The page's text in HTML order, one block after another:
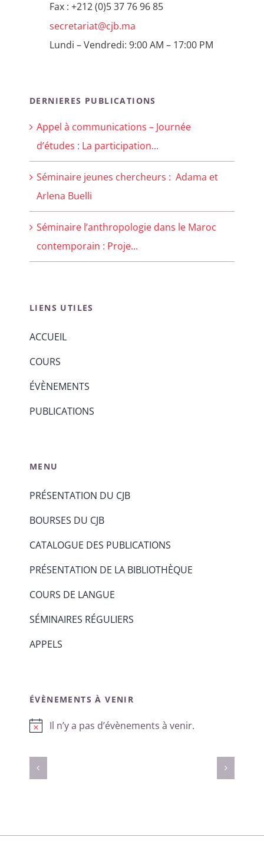
Fax : +212 (0)5 37 76 96 85
secretariat@cjb.ma
Lundi – Vendredi: 9:00 AM – 17:00 PM
DERNIERES PUBLICATIONS
Appel à communications – Journée
d’études : La participation...
Séminaire jeunes chercheurs : Adama et
Arlena Buelli
Séminaire l’anthropologie dans le Maroc
contemporain : Proje...
LIENS UTILES
ACCUEIL
COURS
ÉVÈNEMENTS
PUBLICATIONS
MENU
PRÉSENTATION DU CJB
BOURSES DU CJB
CATALOGUE DES PUBLICATIONS
PRÉSENTATION DE LA BIBLIOTHÈQUE
COURS DE LANGUE
SÉMINAIRES RÉGULIERS
APPELS
ÉVÈNEMENTS À VENIR
Notice
Il n’y a pas d’évènements à venir.